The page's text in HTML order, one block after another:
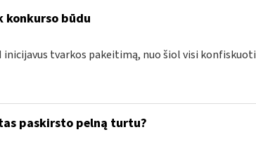
būdu
inicijavus tvarkos pakeitimą, nuo šiol visi konfiskuoti
paskirsto pelną turtu?